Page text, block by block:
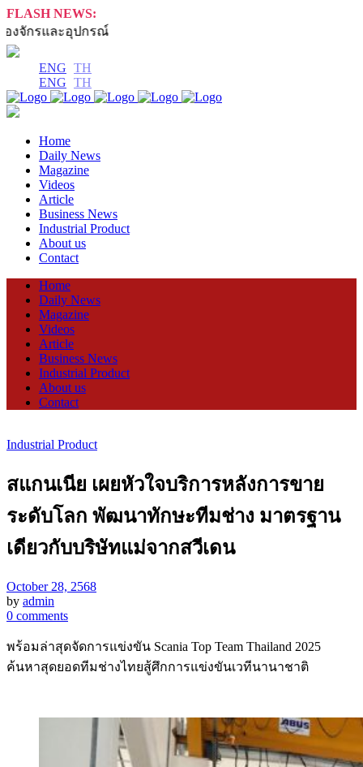
FLASH NEWS:
รและอุปกรณ์
ENG TH
ENG TH
Home
Daily News
Magazine
Videos
Article
Business News
Industrial Product
About us
Contact
Home
Daily News
Magazine
Videos
Article
Business News
Industrial Product
About us
Contact
Industrial Product
สแกนเนีย เผยหัวใจบริการหลังการขาย
ระดับโลก พัฒนาทักษะทีมช่าง มาตรฐาน
เดียวกับบริษัทแม่จากสวีเดน
October 28, 2568
by admin
0 comments
พร้อมล่าสุดจัดการแข่งขัน Scania Top Team Thailand 2025
ค้นหาสุดยอดทีมช่างไทยสู้ศึกการแข่งขันเวทีนานาชาติ